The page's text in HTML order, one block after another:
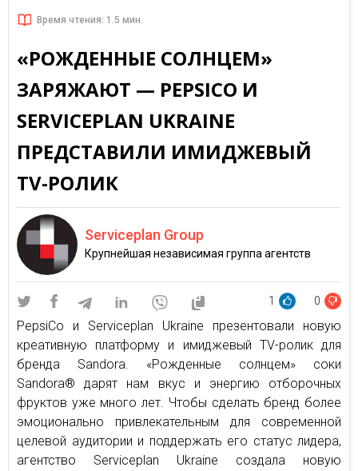
Время чтения: 1.5 мин.
«РОЖДЕННЫЕ СОЛНЦЕМ»
ЗАРЯЖАЮТ — PEPSICO И
SERVICEPLAN UKRAINE
ПРЕДСТАВИЛИ ИМИДЖЕВЫЙ
TV-РОЛИК
Serviceplan Group
Крупнейшая независимая группа агентств
1 0
PepsiCo и Serviceplan Ukraine презентовали новую
креативную платформу и имиджевый TV-ролик для
бренда Sandora. «Рожденные солнцем» соки
Sandora® дарят нам вкус и энергию отборочных
фруктов уже много лет. Чтобы сделать бренд более
эмоционально привлекательным для современной
целевой аудитории и поддержать его статус лидера,
агентство Serviceplan Ukraine создала новую